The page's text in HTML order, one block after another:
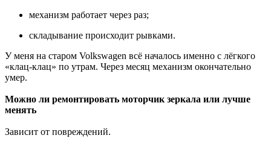
механизм работает через раз;
складывание происходит рывками.
У меня на старом Volkswagen всё началось именно с лёгкого
«клац-клац» по утрам. Через месяц механизм окончательно
умер.
Можно ли ремонтировать моторчик зеркала или лучше
менять
Зависит от повреждений.